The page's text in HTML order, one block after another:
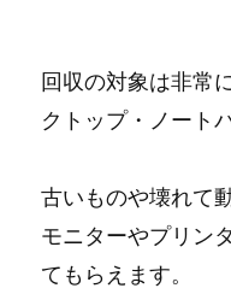
回収の対象は非常
クトップ・ノート
古いものや壊れて
モニターやプリン
てもらえます。